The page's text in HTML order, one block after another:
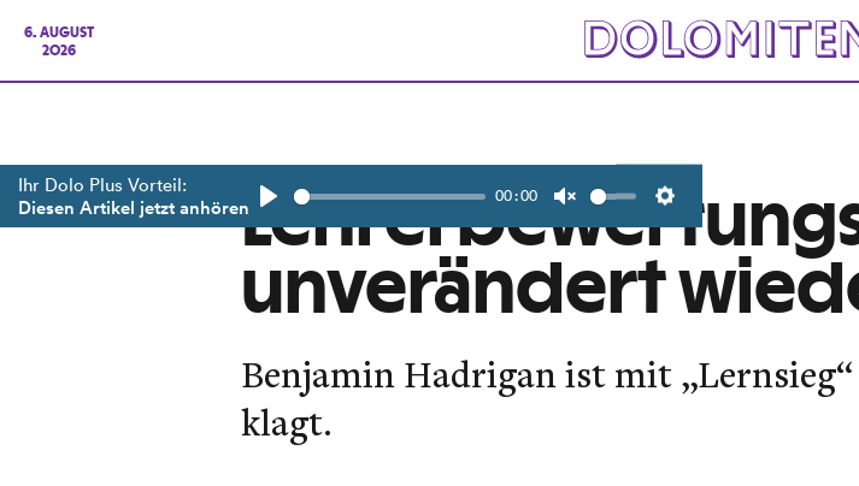
6. AUGUST
2026
Ihr Dolo Plus Vorteil:
Diesen Artikel jetzt anhören 00:00
unverändert
Benjamin Hadrigan ist mit
klagt.